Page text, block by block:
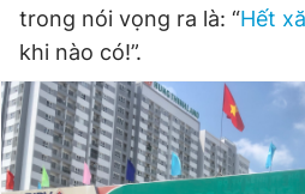
Giấy phép xuất bản số 110/GP -
© 2003-2026 Bản quyền thuộc về
bản. Phát triển bởi ePi
trong nói vọng ra là: “Hết
khi nào có!”.